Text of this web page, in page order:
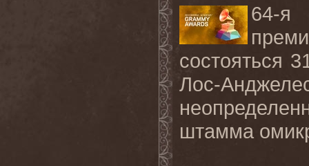
64-я
состояться
Лос-
штамма